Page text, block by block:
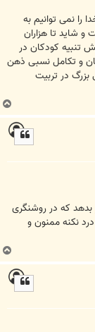
را نمی توانیم به
شاید تا هزاران
تنبیه کودکان در
و تکامل نسبی ذهن
بزرگ در تربیت
که در روشنگری
نکنه ممنون و